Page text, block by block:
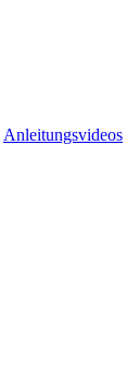
Anleitungsvideos